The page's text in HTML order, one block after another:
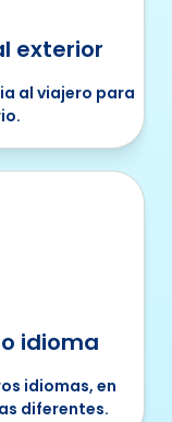
exterior
al viajero para
idioma
idiomas, en
diferentes.